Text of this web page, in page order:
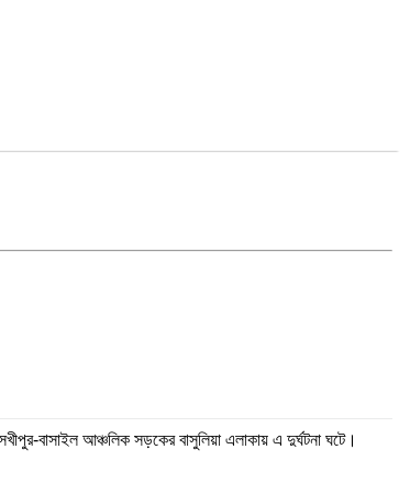
বাসাইল আঞ্চলিক সড়কের বাসুলিয়া এলাকায় এ দুর্ঘটনা ঘটে।